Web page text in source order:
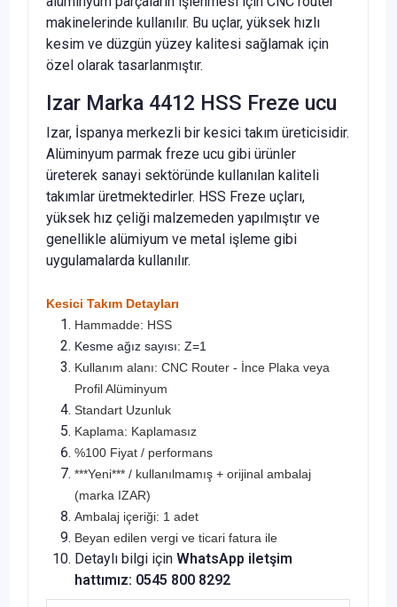
makinelerinde kullanılır. Bu uçlar, yüksek hızlı
kesim ve düzgün yüzey kalitesi sağlamak için
özel olarak tasarlanmıştır.
Izar Marka 4412 HSS Freze ucu
Izar, İspanya merkezli bir kesici takım üreticisidir.
Alüminyum parmak freze ucu gibi ürünler
üreterek sanayi sektöründe kullanılan kaliteli
takımlar üretmektedirler. HSS Freze uçları,
yüksek hız çeliği malzemeden yapılmıştır ve
genellikle alümiyum ve metal işleme gibi
uygulamalarda kullanılır.
Kesici Takım Detayları
Hammadde: HSS
Kesme ağız sayısı: Z=1
Kullanım alanı: CNC Router - İnce Plaka veya
Profil Alüminyum
Standart Uzunluk
Kaplama: Kaplamasız
%100 Fiyat / performans
***Yeni*** / kullanılmamış + orijinal ambalaj
(marka IZAR)
Ambalaj içeriği: 1 adet
Beyan edilen vergi ve ticari fatura ile
Detaylı bilgi için WhatsApp iletşim
hattımız: 0545 800 8292